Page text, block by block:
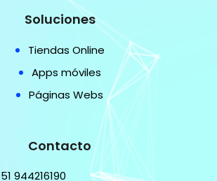
Soluciones
Tiendas Online
Apps móviles
Páginas Webs
Contacto
944216190